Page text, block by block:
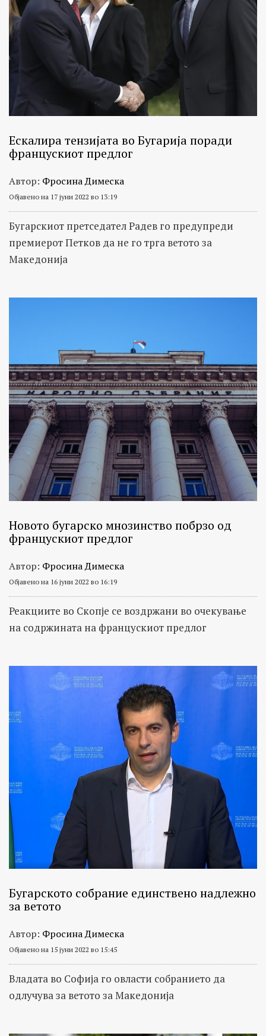
Ескалира тензијата во Бугарија поради
францускиот предлог
Автор: Фросина Димеска
Објавено на 17 јуни 2022 во 13:19
Бугарскиот претседател Радев го предупреди
премиерот Петков да не го трга ветото за
Македонија
Новото бугарско мнозинство побрзо од
францускиот предлог
Автор: Фросина Димеска
Објавено на 16 јуни 2022 во 16:19
Реакциите во Скопје се воздржани во очекување
на содржината на францускиот предлог
Бугарското собрание единствено надлежно
за ветото
Автор: Фросина Димеска
Објавено на 15 јуни 2022 во 15:45
Владата во Софија го овласти собранието да
одлучува за ветото за Македонија